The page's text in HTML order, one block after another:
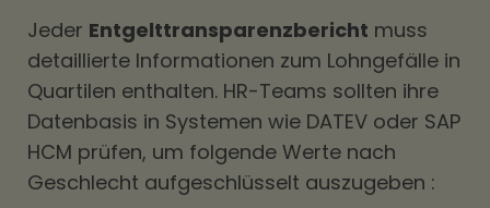
Jeder Entgelttransparenzbericht muss
detaillierte Informationen zum Lohngefälle in
Quartilen enthalten. HR-Teams sollten ihre
Datenbasis in Systemen wie DATEV oder SAP
HCM prüfen, um folgende Werte nach
Geschlecht aufgeschlüsselt auszugeben :